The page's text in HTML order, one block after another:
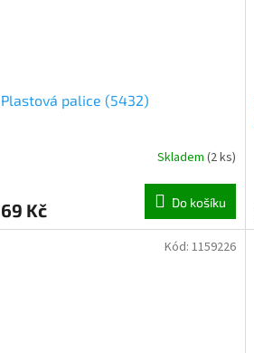
Plastová palice (5432)
Skladem (2 ks)
69 Kč Do košíku
Kód: 1159226